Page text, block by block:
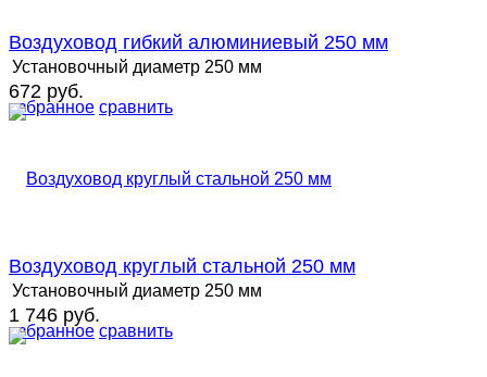
избранное сравнить
Воздуховод гибкий алюминиевый 250 мм
Установочный диаметр 250 мм
672 руб.
избранное сравнить
Воздуховод круглый стальной 250 мм
Установочный диаметр 250 мм
1 746 руб.